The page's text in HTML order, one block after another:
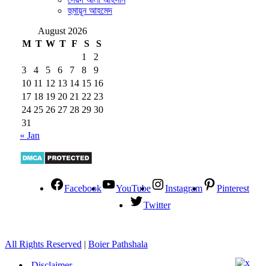
হুমায়ূন আহমেদ
August 2026
M T W T F S
S
1
2
3
4 5 6 7 8
9
10 11 12 13 14 15 16
17 18 19 20 21 22 23
24 25 26 27 28 29 30
31
« Jan
Facebook YouTube Instagram
Pinterest
Twitter
All Rights Reserved | Boier Pathshala